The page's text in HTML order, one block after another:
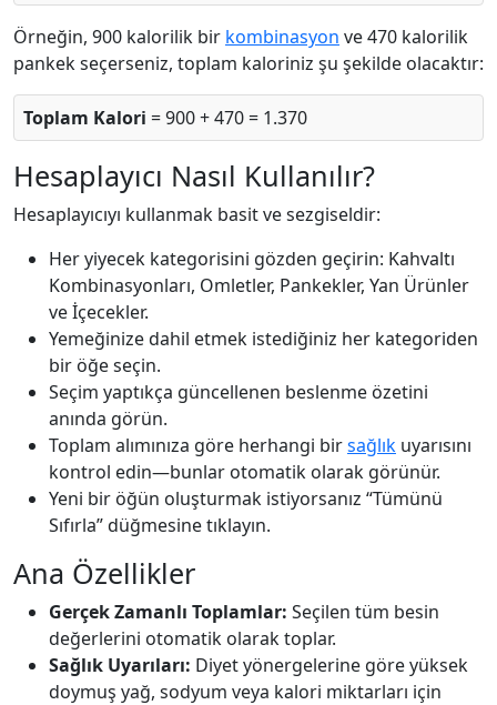
Örneğin, 900 kalorilik bir kombinasyon ve 470 kalorilik
pankek seçerseniz, toplam kaloriniz şu şekilde olacaktır:
Toplam Kalori = 900 + 470 = 1.370
Hesaplayıcı Nasıl Kullanılır?
Hesaplayıcıyı kullanmak basit ve sezgiseldir:
Her yiyecek kategorisini gözden geçirin: Kahvaltı
Kombinasyonları, Omletler, Pankekler, Yan Ürünler
ve İçecekler.
Yemeğinize dahil etmek istediğiniz her kategoriden
bir öğe seçin.
Seçim yaptıkça güncellenen beslenme özetini
anında görün.
Toplam alımınıza göre herhangi birsağlık uyarısını
kontrol edin—bunlar otomatik olarak görünür.
Yeni bir öğün oluşturmak istiyorsanız “Tümünü
Sıfırla” düğmesine tıklayın.
Ana Özellikler
Gerçek Zamanlı Toplamlar: Seçilen tüm besin
değerlerini otomatik olarak toplar.
Sağlık Uyarıları: Diyet yönergelerine göre yüksek
doymuş yağ, sodyum veya kalori miktarları için